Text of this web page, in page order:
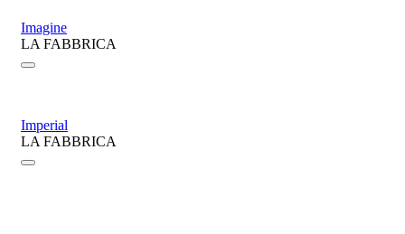
Imagine
LA FABBRICA
Imperial
LA FABBRICA